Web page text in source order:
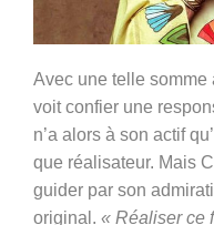
Avec une telle somme
voit confier une
n’a alors à son actif
que réalisateur. Mais
guider par son
original. « Réaliser ce